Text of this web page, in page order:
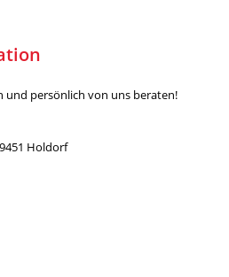
und persönlich von uns beraten!
Holdorf